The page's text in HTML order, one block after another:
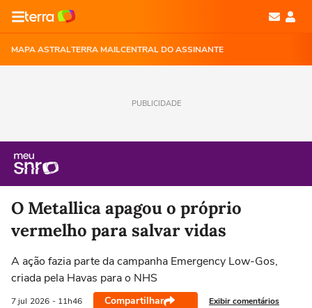
MAPA ASTRALTERRA MAILCENTRAL DO ASSINANTE
PUBLICIDADE
O Metallica apagou o próprio
vermelho para salvar vidas
A ação fazia parte da campanha Emergency Low-Gos,
criada pela Havas para o NHS
7 jul 2026 - 11h46 Compartilhar Exibir comentários